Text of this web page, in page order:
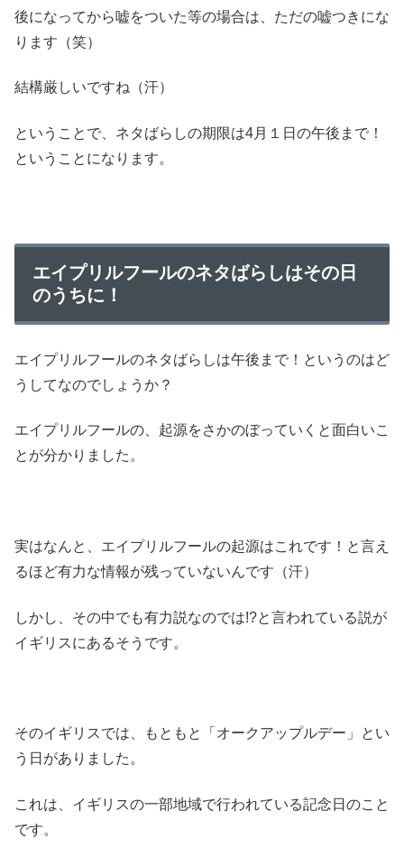
後になってから嘘をついた等の場合は、ただの嘘つきにな
ります（笑）
結構厳しいですね（汗）
ということで、ネタばらしの期限は4月１日の午後まで！
ということになります。
エイプリルフールのネタばらしはその日
のうちに！
エイプリルフールのネタばらしは午後まで！というのはど
うしてなのでしょうか？
エイプリルフールの、起源をさかのぼっていくと面白いこ
とが分かりました。
実はなんと、エイプリルフールの起源はこれです！と言え
るほど有力な情報が残っていないんです（汗）
しかし、その中でも有力説なのでは!?と言われている説が
イギリスにあるそうです。
そのイギリスでは、もともと「オークアップルデー」とい
う日がありました。
これは、イギリスの一部地域で行われている記念日のこと
です。